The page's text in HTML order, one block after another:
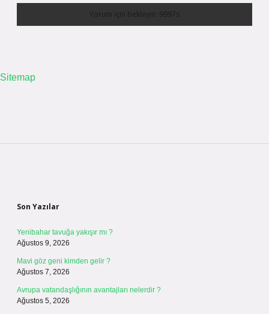
Sitemap
Son Yazılar
Yenibahar tavuğa yakışır mı ?
Ağustos 9, 2026
Mavi göz geni kimden gelir ?
Ağustos 7, 2026
Avrupa vatandaşlığının avantajları nelerdir ?
Ağustos 5, 2026